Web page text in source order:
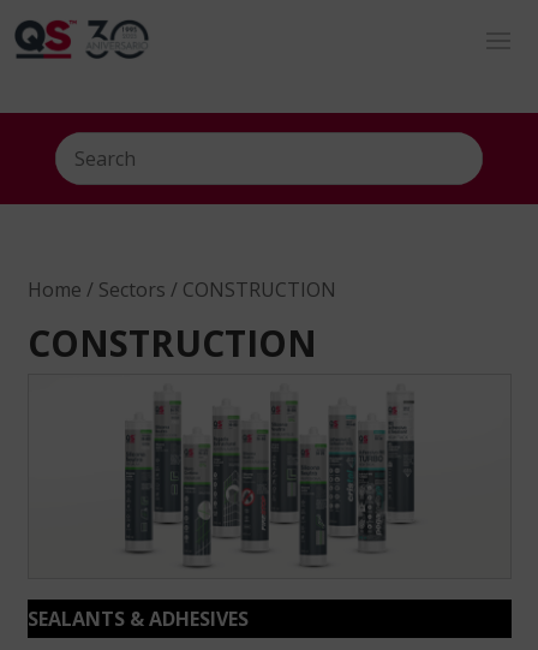
Home / Sectors / CONSTRUCTION
CONSTRUCTION
SEALANTS & ADHESIVES